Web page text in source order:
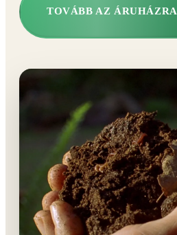
TOVÁBB AZ ÁRUHÁZRA